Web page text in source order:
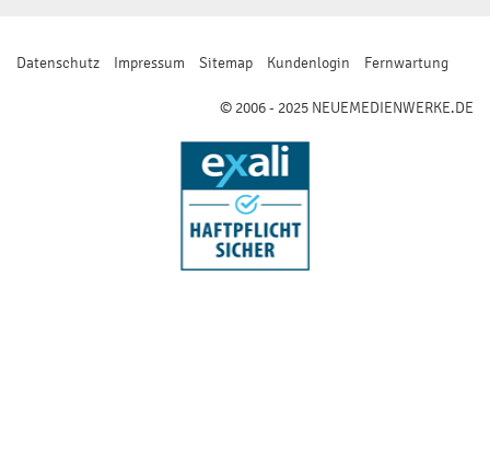
Datenschutz Impressum Sitemap Kundenlogin Fernwartung
© 2006 - 2025 NEUEMEDIENWERKE.DE